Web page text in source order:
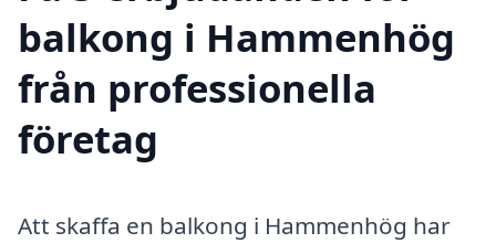
balkong i Hammenhög
från professionella
företag
Att skaffa en balkong i Hammenhög har